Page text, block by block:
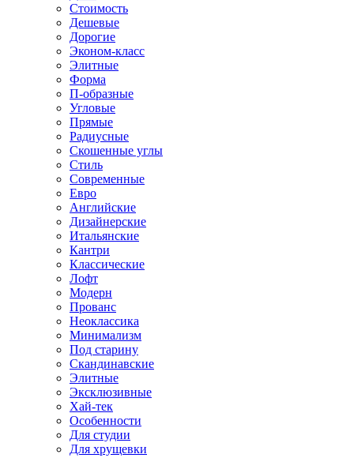
Стоимость
Дешевые
Дорогие
Эконом-класс
Элитные
Форма
П-образные
Угловые
Прямые
Радиусные
Скошенные углы
Стиль
Современные
Евро
Английские
Дизайнерские
Итальянские
Кантри
Классические
Лофт
Модерн
Прованс
Неоклассика
Минимализм
Под старину
Скандинавские
Элитные
Эксклюзивные
Хай-тек
Особенности
Для студии
Для хрущевки